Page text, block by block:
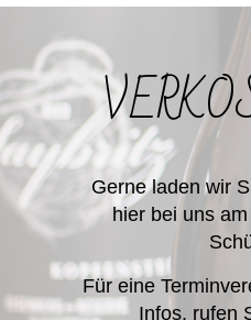
Gerne laden wir
hier bei uns
Für eine
Infos, rufen